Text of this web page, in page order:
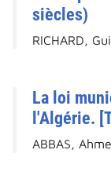
siècles)
RICHARD,
La loi
l'Algérie.
ABBAS,